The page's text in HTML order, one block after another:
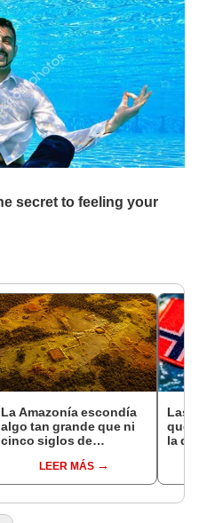
La Amazonía escondía
algo tan grande que ni
cinco siglos de
encontrarlo: el hallazgo
podría cambiar todo lo
pasado
LEER MÁS
Las
que
la de